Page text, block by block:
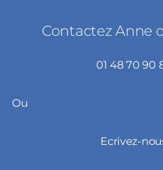
Contactez Anne
01 48 70 90
Ou
Ecrivez-